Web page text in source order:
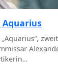
Aquarius